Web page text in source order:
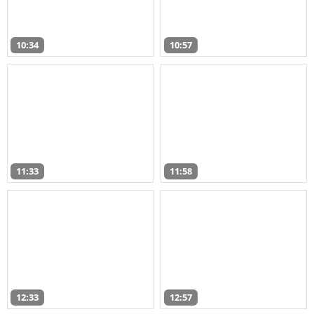
10:34 10:57
11:33 11:58
12:33 12:57